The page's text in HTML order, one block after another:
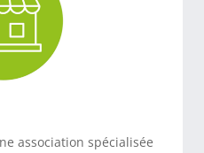
association spécialisée